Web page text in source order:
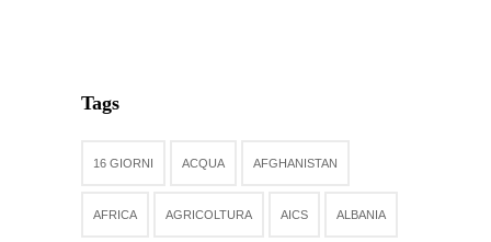
Tags
16 GIORNI ACQUA AFGHANISTAN
AFRICA AGRICOLTURA AICS ALBANIA